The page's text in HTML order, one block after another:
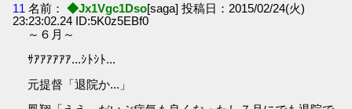
11 名前： ◆Jx1Vgc1Dso[saga] 投稿日：2015/02/24(火)
23:23:02.24 ID:5K0z5EBf0
～６月～
ｻｱｱｱｱｱｱ...ｼﾄｼﾄ...
元提督「退院か...」